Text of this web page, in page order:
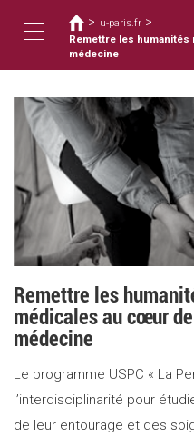
contenu
Toggle
navigation
Vous
êtes
ici
> u-paris.fr >
Remettre les
médecine
Remettre les
médicales au cœur
médecine
Le programme USPC « La
l’interdisciplinarité pour
de leur entourage et des